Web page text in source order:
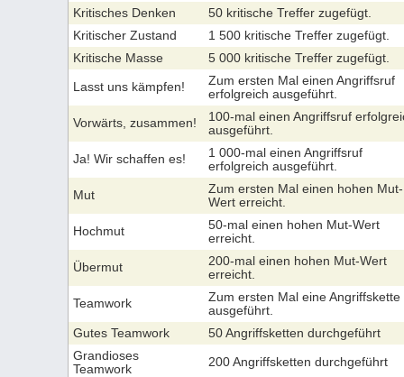
Kritisches Denken
50 kritische Treffer zugefügt.
Kritischer Zustand
1 500 kritische Treffer zugefügt.
Kritische Masse
5 000 kritische Treffer zugefügt.
Lasst uns kämpfen!
Zum ersten Mal einen Angriffsruf
erfolgreich ausgeführt.
Vorwärts, zusammen!
100-mal einen Angriffsruf
ausgeführt.
Ja! Wir schaffen es!
1 000-mal einen Angriffsruf
erfolgreich ausgeführt.
Mut
Zum ersten Mal einen hohen Mut-
Wert erreicht.
Hochmut
50-mal einen hohen Mut-Wert
erreicht.
Übermut
200-mal einen hohen Mut-Wert
erreicht.
Teamwork
Zum ersten Mal eine Angriffskette
ausgeführt.
Gutes Teamwork
50 Angriffsketten durchgeführt
Grandioses
Teamwork
200 Angriffsketten durchgeführt